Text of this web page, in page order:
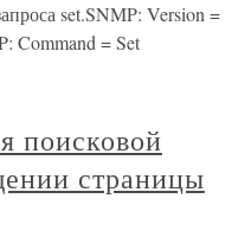
set.SNMP: Version =
Command = Set
поисковой
страницы